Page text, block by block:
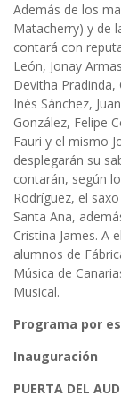
Además de los
Matacherry) y de
contará con
León, Jonay
Devitha
Inés Sánchez,
González, Felipe
Fauri y el mismo
desplegarán su
contarán, según
Rodríguez, el
Santa Ana,
Cristina James. A
alumnos de
Música de
Musical.
Programa por
Inauguración
PUERTA DEL